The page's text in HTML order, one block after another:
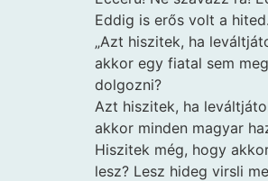
Eddig is erős volt a
„Azt hiszitek, ha
akkor egy fiatal sem
dolgozni?
Azt hiszitek, ha
akkor minden magyar
Hiszitek még, hogy
lesz? Lesz hideg virsli